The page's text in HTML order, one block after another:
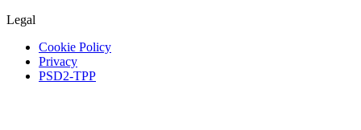
Legal
Cookie Policy
Privacy
PSD2-TPP